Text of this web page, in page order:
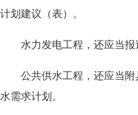
计划建议（表）。
水力发电工程，还应当报
公共供水工程，还应当附
水需求计划。